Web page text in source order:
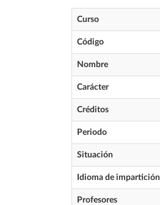
Curso
Código
Nombre
Carácter
Créditos
Periodo
Situación
Idioma de impartición
Profesores